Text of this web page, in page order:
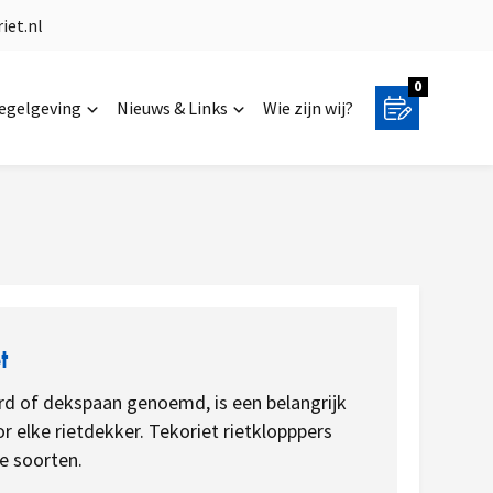
Nieuws & Links Wie zijn wij?
0
of dekspaan genoemd, is een belangrijk
elke rietdekker. Tekoriet rietklopppers
soorten.